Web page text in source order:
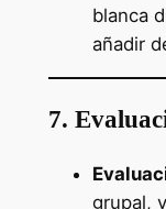
blanca
añadir
7.
grupal,